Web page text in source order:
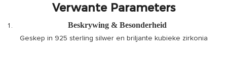
Verwante Parameters
Beskrywing & Besonderheid
Geskep in 925 sterling silwer en briljante kubieke zirkonia